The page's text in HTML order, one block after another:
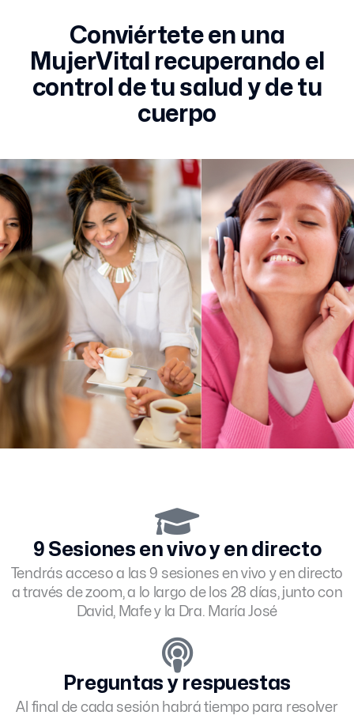
Conviértete en una
MujerVital recuperando el
control de tu salud y de tu
cuerpo
9 Sesiones en vivo y en directo
Tendrás acceso a las 9 sesiones en vivo y en directo
a través de zoom, a lo largo de los 28 días, junto con
David, Mafe y la Dra. María José
Preguntas y respuestas
Al final de cada sesión habrá tiempo para resolver